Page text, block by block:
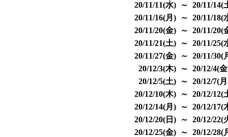
20/11/11(水) ～ 20/11/
20/11/16(月) ～ 20/11/
20/11/20(金) ～ 20/11/
20/11/21(土) ～ 20/11/
20/11/27(金) ～ 20/11/
20/12/3(木) ～ 20/12/4(
20/12/5(土) ～ 20/12/7(
20/12/10(木) ～ 20/12/
20/12/14(月) ～ 20/12/
20/12/20(日) ～ 20/12/
20/12/25(金) ～ 20/12/